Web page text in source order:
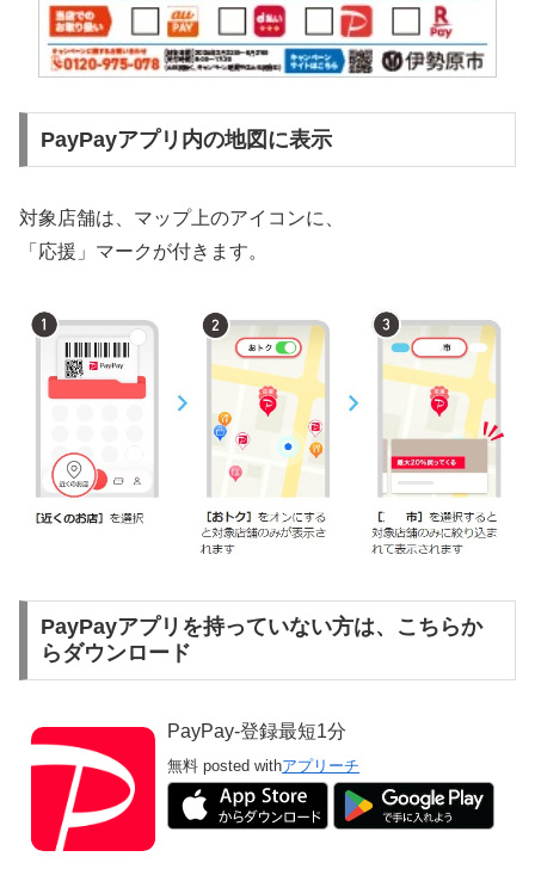
PayPayアプリ内の地図に表示
対象店舗は、マップ上のアイコンに、
「応援」マークが付きます。
PayPayアプリを持っていない方は、こちらか
らダウンロード
PayPay-登録最短1分
無料 posted withアプリーチ